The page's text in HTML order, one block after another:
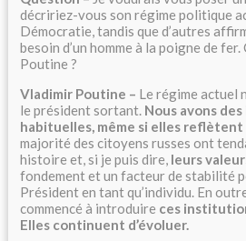
décririez-vous son régime politique
Démocratie, tandis que d’autres
besoin d’un homme à la poigne de
Poutine ?
Vladimir Poutine – Le régime actuel
le président sortant. Nous avons
habituelles, même si elles reflètent
majorité des citoyens russes ont
histoire et, si je puis dire, leurs
fondement et un facteur de stabilité
Président en tant qu’individu. En
commencé à introduire ces
Elles continuent d’évoluer.